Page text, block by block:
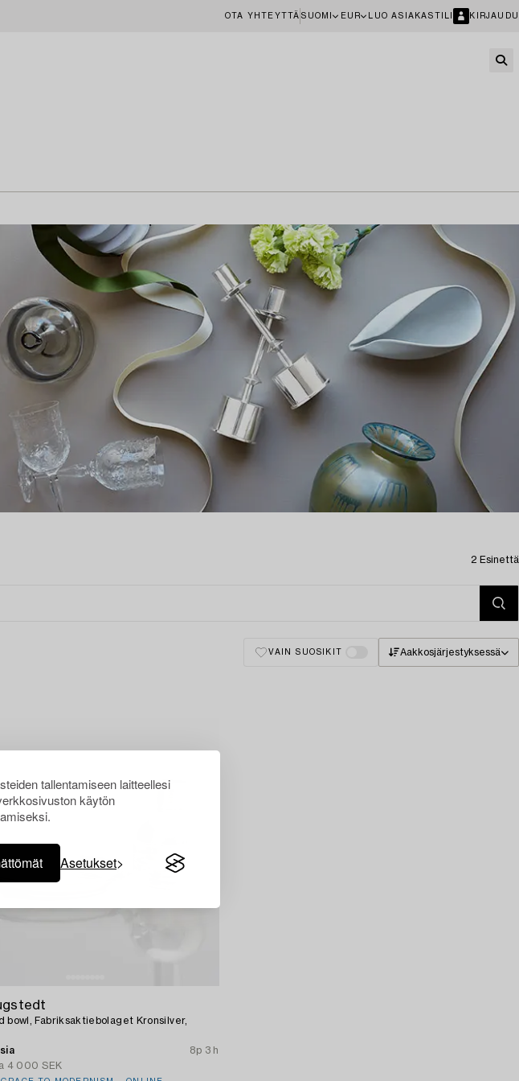
tallentamiseen laitteellesi
käytön
Asetukset
OTA YHTEYTTÄ SUOMI EUR LUO ASIAKASTILI KIRJAUDU
2 Esinettä
VAIN SUOSIKIT Aakkosjärjestyksessä
bowl, Fabriksaktiebolaget Kronsilver,
8p 3 h
4 000 SEK